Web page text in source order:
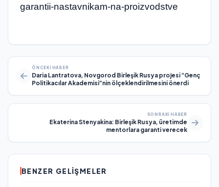
garantii-nastavnikam-na-proizvodstve
ÖNCEKI HABER
Daria Lantratova, Novgorod Birleşik Rusya projesi “Genç
Politikacılar Akademisi”nin ölçeklendirilmesini önerdi
SONRAKI HABER
Ekaterina Stenyakina: Birleşik Rusya, üretimde
mentorlara garanti verecek
BENZER GELIŞMELER